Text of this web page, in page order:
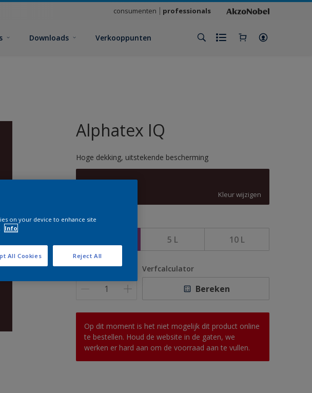
consumenten professionals
Downloads Verkooppunten
Alphatex IQ
Hoge dekking, uitstekende bescherming
3007
Kleur wijzigen
Grootte
5 L 10 L
Aantal Verfcalculator
Bereken
Op dit moment is het niet mogelijk dit product online
te bestellen. Houd de website in de gaten, we
werken er hard aan om de voorraad aan te vullen.
on your device to enhance site
Info
Reject All
All Cookies